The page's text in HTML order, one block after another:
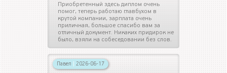
Приобретенный здесь диплом очень
помог, теперь работаю главбухом в
крутой компании, зарплата очень
приличная, большое спасибо вам за
отличный документ. Никаких придирок не
было, взяли на собеседовании без слов.
Павел | 2026-06-17